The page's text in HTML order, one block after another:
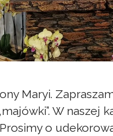
Maryi.
W naszej
o